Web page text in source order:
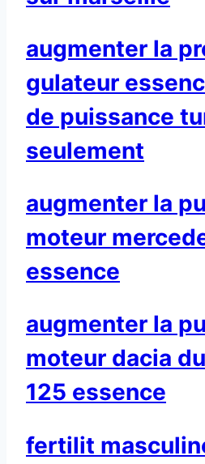
augmenter la
gulateur
de puissance
seulement
augmenter la
moteur
essence
augmenter la
moteur dacia
125 essence
fertilit